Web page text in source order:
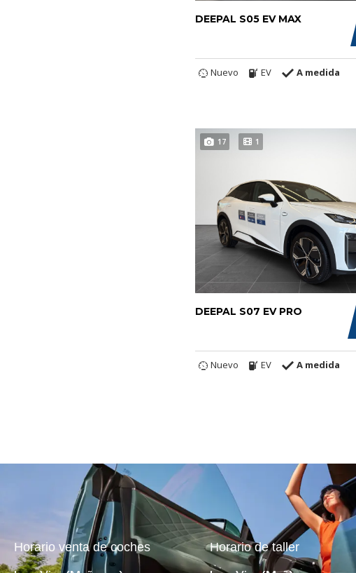
DEEPAL S05 EV MAX
Nuevo EV A medida
17 1
DEEPAL S07 EV PRO
Nuevo EV A medida
Horario venta de coches Horario de taller